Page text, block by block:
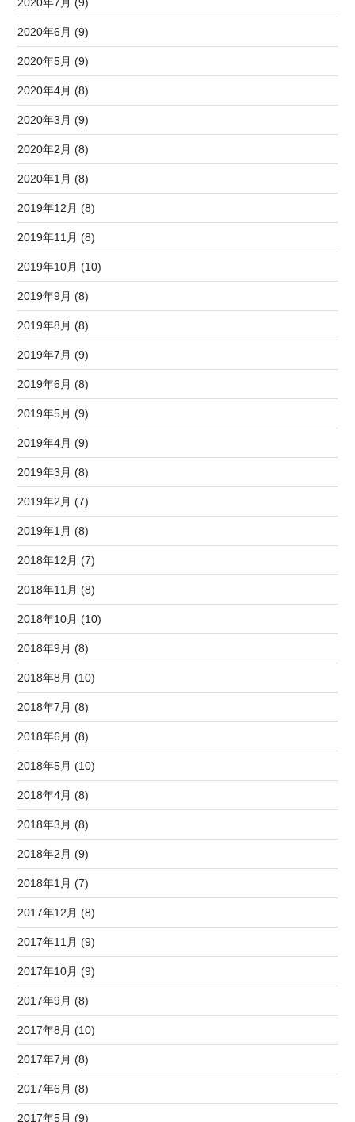
2020年7月 (9)
2020年6月 (9)
2020年5月 (9)
2020年4月 (8)
2020年3月 (9)
2020年2月 (8)
2020年1月 (8)
2019年12月 (8)
2019年11月 (8)
2019年10月 (10)
2019年9月 (8)
2019年8月 (8)
2019年7月 (9)
2019年6月 (8)
2019年5月 (9)
2019年4月 (9)
2019年3月 (8)
2019年2月 (7)
2019年1月 (8)
2018年12月 (7)
2018年11月 (8)
2018年10月 (10)
2018年9月 (8)
2018年8月 (10)
2018年7月 (8)
2018年6月 (8)
2018年5月 (10)
2018年4月 (8)
2018年3月 (8)
2018年2月 (9)
2018年1月 (7)
2017年12月 (8)
2017年11月 (9)
2017年10月 (9)
2017年9月 (8)
2017年8月 (10)
2017年7月 (8)
2017年6月 (8)
2017年5月 (9)